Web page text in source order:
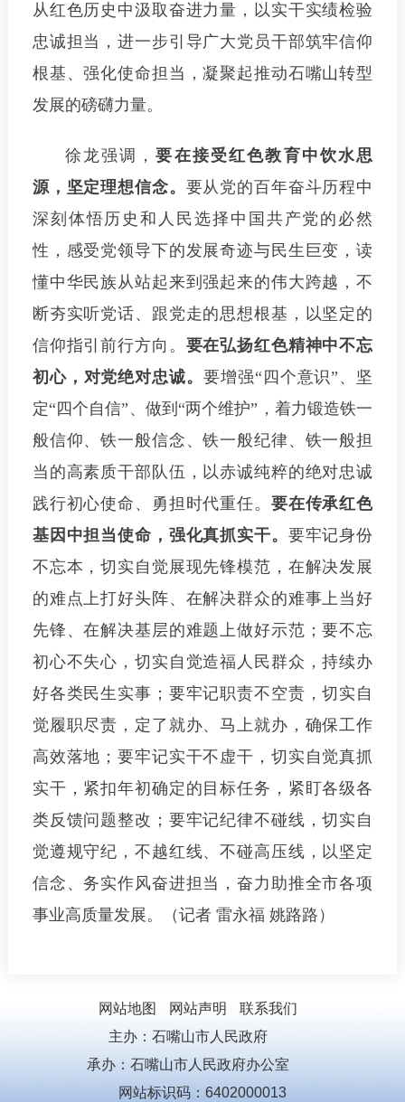
从红色历史中汲取奋进力量，以实干实绩检验
忠诚担当，进一步引导广大党员干部筑牢信仰
根基、强化使命担当，凝聚起推动石嘴山转型
发展的磅礴力量。
徐龙强调，要在接受红色教育中饮水思
源，坚定理想信念。 要从党的百年奋斗历程中
深刻体悟历史和人民选择中国共产党的必然
性，感受党领导下的发展奇迹与民生巨变，读
懂中华民族从站起来到强起来的伟大跨越，不
断夯实听党话、跟党走的思想根基，以坚定的
信仰指引前行方向。 要在弘扬红色精神中不忘
初心，对党绝对忠诚。 要增强“四个意识”、坚
定“四个自信”、做到“两个维护”，着力锻造铁一
般信仰、铁一般信念、铁一般纪律、铁一般担
当的高素质干部队伍，以赤诚纯粹的绝对忠诚
践行初心使命、勇担时代重任。 要在传承红色
基因中担当使命，强化真抓实干。 要牢记身份
不忘本，切实自觉展现先锋模范，在解决发展
的难点上打好头阵、在解决群众的难事上当好
先锋、在解决基层的难题上做好示范；要不忘
初心不失心，切实自觉造福人民群众，持续办
好各类民生实事；要牢记职责不空责，切实自
觉履职尽责，定了就办、马上就办，确保工作
高效落地；要牢记实干不虚干，切实自觉真抓
实干，紧扣年初确定的目标任务，紧盯各级各
类反馈问题整改；要牢记纪律不碰线，切实自
觉遵规守纪，不越红线、不碰高压线，以坚定
信念、务实作风奋进担当，奋力助推全市各项
事业高质量发展。（记者 雷永福 姚路路）
网站地图 网站声明
联系我们
主办：石嘴山市人民政府
承办：石嘴山市人民政府办公室
网站标识码：6402000013